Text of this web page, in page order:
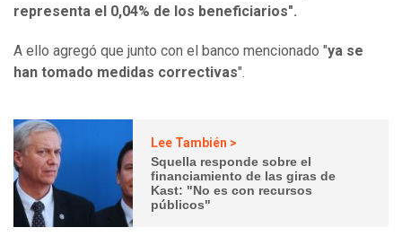
representa el 0,04% de los beneficiarios".
A ello agregó que junto con el banco mencionado "ya se
han tomado medidas correctivas".
Lee También >
Squella responde sobre el
financiamiento de las giras de
Kast: "No es con recursos
públicos"